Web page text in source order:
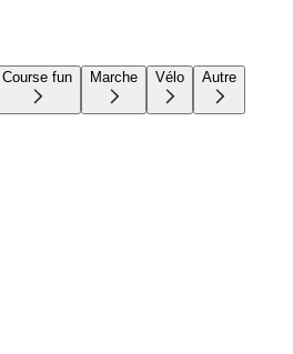
Course fun Marche Vélo Autre